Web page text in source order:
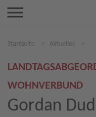
Startseite > Aktuelles >
WOHNVERBUND
Gordan